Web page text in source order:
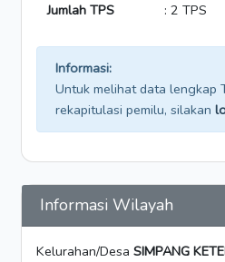
Jumlah TPS : 2 TPS
Informasi:
Untuk melihat data lengkap
rekapitulasi pemilu, silakan
Informasi Wilayah
Kelurahan/Desa SIMPANG